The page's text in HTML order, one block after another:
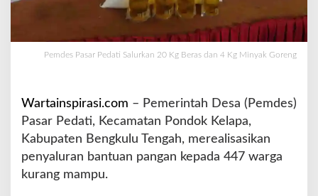
r
a
n
K
B
e
r
Pemdes Pasar Pedati Salurkan 20 Kg Beras dan 4 Kg Minyak Goreng
Wartainspirasi.com – Pemerintah Desa (Pemdes)
Pasar Pedati, Kecamatan Pondok Kelapa,
Kabupaten Bengkulu Tengah, merealisasikan
penyaluran bantuan pangan kepada 447 warga
kurang mampu.